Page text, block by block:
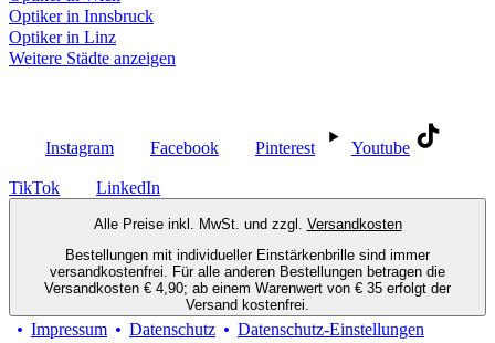
Optiker in Innsbruck
Optiker in Linz
Weitere Städte anzeigen
Instagram Facebook Pinterest Youtube
TikTok LinkedIn
Alle Preise inkl. MwSt. und zzgl. Versandkosten
Bestellungen mit individueller Einstärkenbrille sind immer
versandkostenfrei. Für alle anderen Bestellungen betragen die
Versandkosten € 4,90; ab einem Warenwert von € 35 erfolgt der
Versand kostenfrei.
Impressum Datenschutz Datenschutz-Einstellungen